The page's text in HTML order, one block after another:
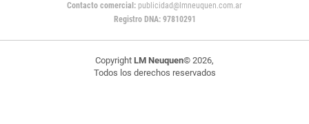
Contacto comercial: publicidad@lmneuquen.com.ar
Registro DNA: 97810291
Copyright LM Neuquen© 2026,
Todos los derechos reservados